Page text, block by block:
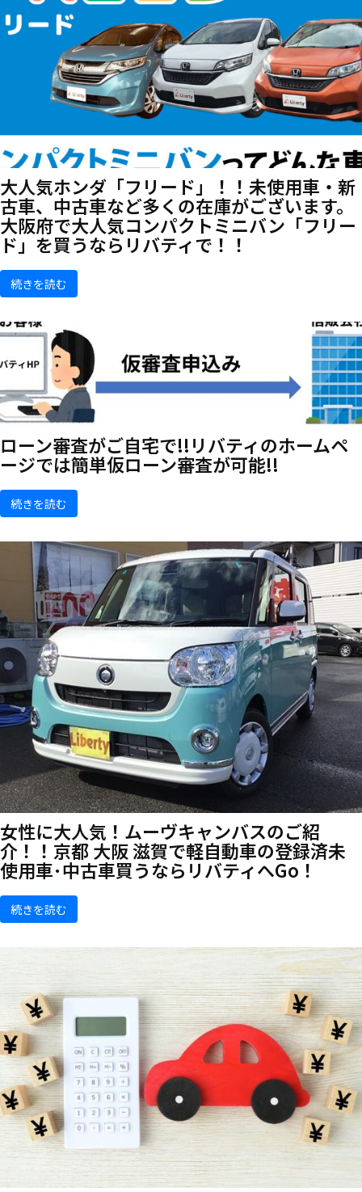
大人気ホンダ「フリード」！！未使用車・新
古車、中古車など多くの在庫がございます。
大阪府で大人気コンパクトミニバン「フリー
ド」を買うならリバティで！！
続きを読む
ローン審査がご自宅で!!リバティのホームペ
ージでは簡単仮ローン審査が可能!!
続きを読む
女性に大人気！ムーヴキャンバスのご紹
介！！京都 大阪 滋賀で軽自動車の登録済未
使用車･中古車買うならリバティへGo！
続きを読む